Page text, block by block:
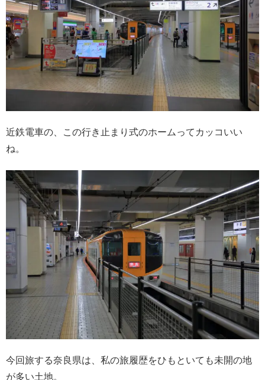
近鉄電車の、この行き止まり式のホームってカッコいい
ね。
今回旅する奈良県は、私の旅履歴をひもといても未開の地
が多い土地。